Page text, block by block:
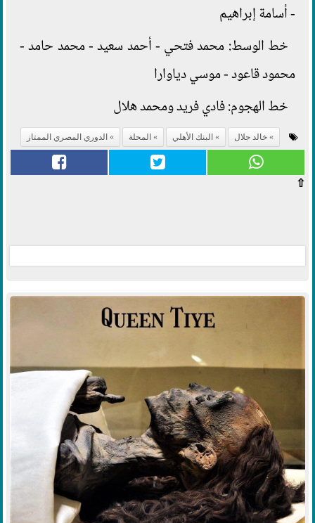
- أسامة إبراهيم
خط الوسط: محمد فتحي - أحمد سعيد - محمد حامد -
محمود قاعود - موسي دياوارا
خط الهجوم: فادي فريد ومحمد هلال
خالد جلال البنك الأهلي المحلة الدوري المصري الممتاز
⇧